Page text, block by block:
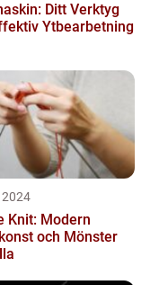
Ditt Verktyg
Ytbearbetning
2024
Knit: Modern
och Mönster